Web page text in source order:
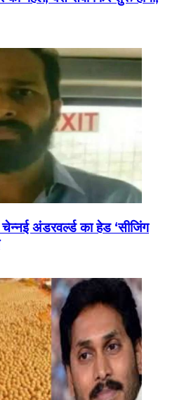
अंडरवर्ल्ड का हेड ‘सीजिंग